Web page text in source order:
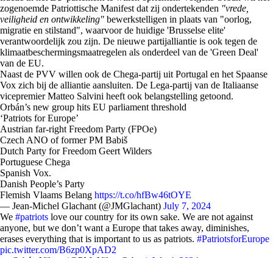
zogenoemde Patriottische Manifest dat zij ondertekenden "vrede,
veiligheid en ontwikkeling" bewerkstelligen in plaats van "oorlog,
migratie en stilstand", waarvoor de huidige 'Brusselse elite'
verantwoordelijk zou zijn. De nieuwe partijalliantie is ook tegen de
klimaatbeschermingsmaatregelen als onderdeel van de 'Green Deal'
van de EU.
Naast de PVV willen ook de Chega-partij uit Portugal en het Spaanse
Vox zich bij de alliantie aansluiten. De Lega-partij van de Italiaanse
vicepremier Matteo Salvini heeft ook belangstelling getoond.
Orbán’s new group hits EU parliament threshold
‘Patriots for Europe’
Austrian far-right Freedom Party (FPOe)
Czech ANO of former PM Babiš
Dutch Party for Freedom Geert Wilders
Portuguese Chega
Spanish Vox.
Danish People’s Party
Flemish Vlaams Belang https://t.co/hfBw46tOYE
— Jean-Michel Glachant (@JMGlachant) July 7, 2024
We #patriots love our country for its own sake. We are not against
anyone, but we don’t want a Europe that takes away, diminishes,
erases everything that is important to us as patriots. #PatriotsforEurope
pic.twitter.com/B6zp0XpAD2